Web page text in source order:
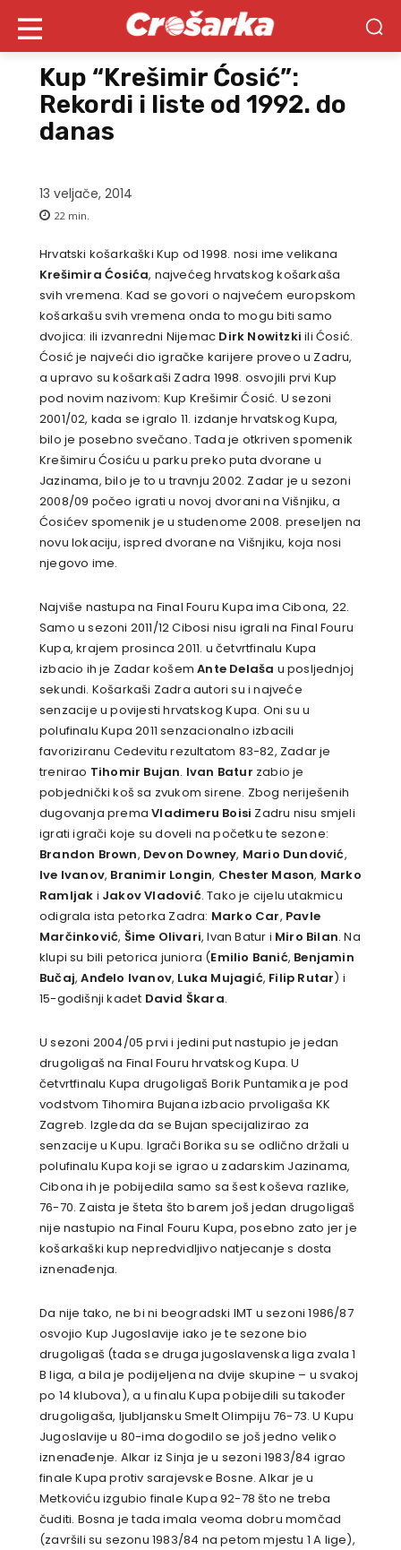
Kup “Krešimir Ćosić”:
Rekordi i liste od 1992. do
danas
13 veljače, 2014
22 min.
Hrvatski košarkaški Kup od 1998. nosi ime velikana
Krešimira Ćosića, najvećeg hrvatskog košarkaša
svih vremena. Kad se govori o najvećem europskom
košarkašu svih vremena onda to mogu biti samo
dvojica: ili izvanredni Nijemac Dirk Nowitzki ili Ćosić.
Ćosić je najveći dio igračke karijere proveo u Zadru,
a upravo su košarkaši Zadra 1998. osvojili prvi Kup
pod novim nazivom: Kup Krešimir Ćosić. U sezoni
2001/02, kada se igralo 11. izdanje hrvatskog Kupa,
bilo je posebno svečano. Tada je otkriven spomenik
Krešimiru Ćosiću u parku preko puta dvorane u
Jazinama, bilo je to u travnju 2002. Zadar je u sezoni
2008/09 počeo igrati u novoj dvorani na Višnjiku, a
Ćosićev spomenik je u studenome 2008. preseljen na
novu lokaciju, ispred dvorane na Višnjiku, koja nosi
njegovo ime.
Najviše nastupa na Final Fouru Kupa ima Cibona, 22.
Samo u sezoni 2011/12 Cibosi nisu igrali na Final Fouru
Kupa, krajem prosinca 2011. u četvrtfinalu Kupa
izbacio ih je Zadar košemAnte Delaša u posljednjoj
sekundi. Košarkaši Zadra autori su i najveće
senzacije u povijesti hrvatskog Kupa. Oni su u
polufinalu Kupa 2011 senzacionalno izbacili
favoriziranu Cedevitu rezultatom 83-82, Zadar je
trenirao Tihomir Bujan. Ivan Batur zabio je
pobjednički koš sa zvukom sirene. Zbog neriješenih
dugovanja premaVladimeru Boisi Zadru nisu smjeli
igrati igrači koje su doveli na početku te sezone:
Brandon Brown, Devon Downey, Mario Dundović,
Ive Ivanov, Branimir Longin, Chester Mason, Marko
Ramljak i Jakov Vladović. Tako je cijelu utakmicu
odigrala ista petorka Zadra: Marko Car, Pavle
Marčinković, Šime Olivari, Ivan Batur i Miro Bilan. Na
klupi su bili petorica juniora (Emilio Banić, Benjamin
Bučaj,Anđelo Ivanov, Luka Mujagić, Filip Rutar) i
15-godišnji kadet David Škara.
U sezoni 2004/05 prvi i jedini put nastupio je jedan
drugoligaš na Final Fouru hrvatskog Kupa. U
četvrtfinalu Kupa drugoligaš Borik Puntamika je pod
vodstvom Tihomira Bujana izbacio prvoligaša KK
Zagreb. Izgleda da se Bujan specijalizirao za
senzacije u Kupu. Igrači Borika su se odlično držali u
polufinalu Kupa koji se igrao u zadarskim Jazinama,
Cibona ih je pobijedila samo sa šest koševa razlike,
76-70. Zaista je šteta što barem još jedan drugoligaš
nije nastupio na Final Fouru Kupa, posebno zato jer je
košarkaški kup nepredvidljivo natjecanje s dosta
iznenađenja.
Da nije tako, ne bi ni beogradski IMT u sezoni 1986/87
osvojio Kup Jugoslavije iako je te sezone bio
drugoligaš (tada se druga jugoslavenska liga zvala 1
B liga, a bila je podijeljena na dvije skupine – u svakoj
po 14 klubova), a u finalu Kupa pobijedili su također
drugoligaša, ljubljansku Smelt Olimpiju 76-73. U Kupu
Jugoslavije u 80-ima dogodilo se još jedno veliko
iznenađenje. Alkar iz Sinja je u sezoni 1983/84 igrao
finale Kupa protiv sarajevske Bosne. Alkar je u
Metkoviću izgubio finale Kupa 92-78 što ne treba
čuditi. Bosna je tada imala veoma dobru momčad
(završili su sezonu 1983/84 na petom mjestu 1 A lige),